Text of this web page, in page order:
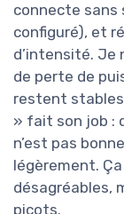
connecte sans
configuré), et
d’intensité. Je
de perte de
restent
» fait son job :
n’est pas
légèrement.
désagréables,
picots.